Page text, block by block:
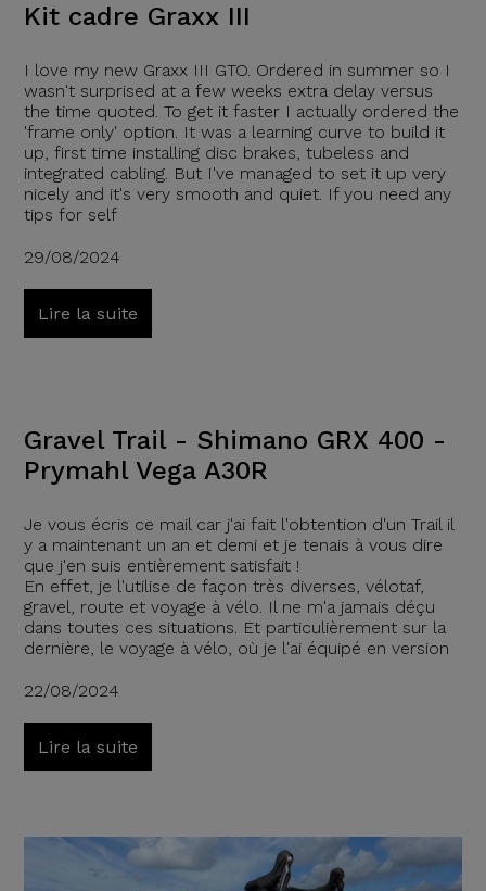
Kit cadre Graxx III
I love my new Graxx III GTO. Ordered in summer so I
wasn't surprised at a few weeks extra delay versus
the time quoted. To get it faster I actually ordered the
'frame only' option. It was a learning curve to build it
up, first time installing disc brakes, tubeless and
integrated cabling. But I've managed to set it up very
nicely and it's very smooth and quiet. If you need any
tips for self
29/08/2024
Lire la suite
Gravel Trail - Shimano GRX 400 -
Prymahl Vega A30R
Je vous écris ce mail car j'ai fait l'obtention d'un Trail il
y a maintenant un an et demi et je tenais à vous dire
que j'en suis entièrement satisfait !
En effet, je l'utilise de façon très diverses, vélotaf,
gravel, route et voyage à vélo. Il ne m'a jamais déçu
dans toutes ces situations. Et particulièrement sur la
dernière, le voyage à vélo, où je l'ai équipé en version
22/08/2024
Lire la suite